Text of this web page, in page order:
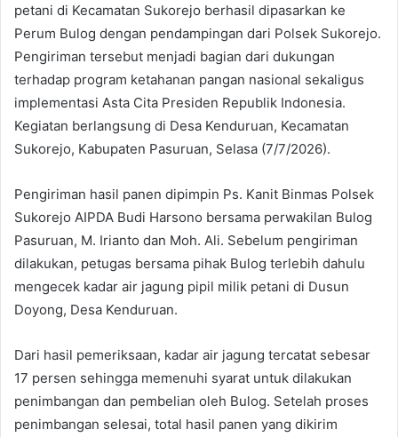
m
a
i
l
petani di Kecamatan Sukorejo berhasil dipasarkan ke
Perum Bulog dengan pendampingan dari Polsek Sukorejo.
Pengiriman tersebut menjadi bagian dari dukungan
terhadap program ketahanan pangan nasional sekaligus
implementasi Asta Cita Presiden Republik Indonesia.
Kegiatan berlangsung di Desa Kenduruan, Kecamatan
Sukorejo, Kabupaten Pasuruan, Selasa (7/7/2026).
Pengiriman hasil panen dipimpin Ps. Kanit Binmas Polsek
Sukorejo AIPDA Budi Harsono bersama perwakilan Bulog
Pasuruan, M. Irianto dan Moh. Ali. Sebelum pengiriman
dilakukan, petugas bersama pihak Bulog terlebih dahulu
mengecek kadar air jagung pipil milik petani di Dusun
Doyong, Desa Kenduruan.
Dari hasil pemeriksaan, kadar air jagung tercatat sebesar
17 persen sehingga memenuhi syarat untuk dilakukan
penimbangan dan pembelian oleh Bulog. Setelah proses
penimbangan selesai, total hasil panen yang dikirim